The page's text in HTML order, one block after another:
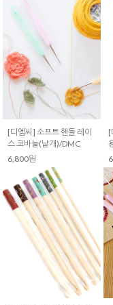
[디엠씨] 소프트 핸들 레이
스 코바늘(낱개)/DMC
6,800원
[